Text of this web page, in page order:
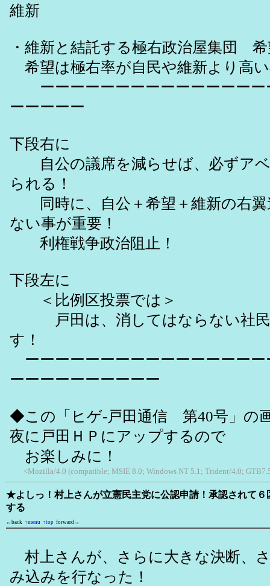
維新
・維新と結託する極右政治屋集団
希望は極右率が自民や維新より高
ーーーーーーーーーーーーーーー
ーーーーー
下段右に
自公の議席を減らせば、必ずアベ
られる！
同時に、自公＋希望＋維新の右翼
ない事が重要！
利権戦争政治阻止！
下段左に
＜比例区投票では＞
戸田は、消してはならない社民
す！
ーーーーーーーーーーーーーーーー
ーーーーーーーーーー
◆この「ヒゲ-戸田通信 第40号」の
夜に戸田ＨＰにアップするので
お楽しみに！
<Mozilla/4.0 (compatible; MSIE 8.0; Windows NT 5.1; Trident/4.0;
★よしっ！村上さんが立憲民主党に公認申請！承認されて６
する
←back ↑menu ↑top forward→
村上さんが、さらに大きな決断、
み込みを行なった！